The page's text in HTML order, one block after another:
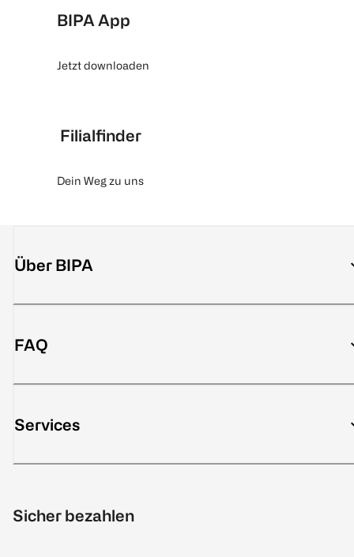
BIPA App
Jetzt downloaden
Filialfinder
Dein Weg zu uns
Über BIPA
FAQ
Services
Sicher bezahlen